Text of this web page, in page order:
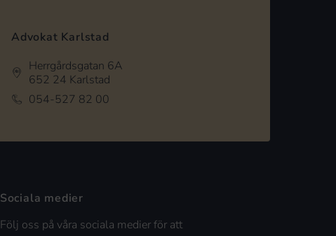
Advokat Karlstad
Herrgårdsgatan 6A
652 24 Karlstad
054-527 82 00
Sociala medier
Följ oss på våra sociala medier för att